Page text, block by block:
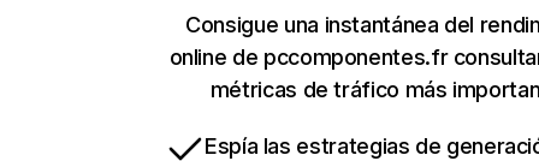
Consigue una instantánea del
online de pccomponentes.fr
métricas de tráfico más
Espía las estrategias de